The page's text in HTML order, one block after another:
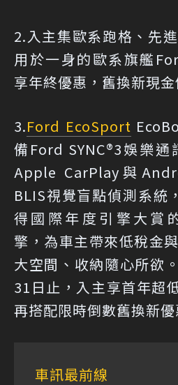
2.入主集歐系跑格、先
用於一身的歐系旗艦
享年終優惠，舊換新現
3.Ford EcoSport
備Ford SYNC®3娛樂
Apple CarPlay與
BLIS視覺盲點偵測系統
得國際年度引擎大賞
擎，為車主帶來低稅金
大空間、收納隨心所欲
31日止，入主享首年超
再搭配限時倒數舊換新
車訊最前線